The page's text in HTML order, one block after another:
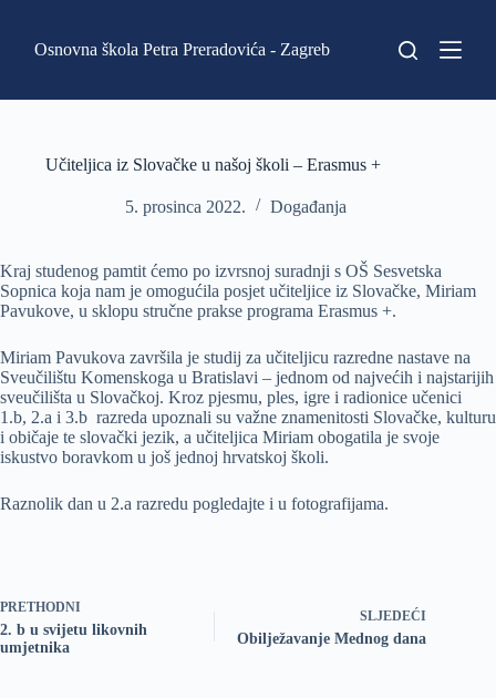
k
r
ž
a
Osnovna škola Petra Preradovića - Zagreb
Učiteljica iz Slovačke u našoj školi – Erasmus +
5. prosinca 2022. Događanja
Kraj studenog pamtit ćemo po izvrsnoj suradnji s OŠ Sesvetska
Sopnica koja nam je omogućila posjet učiteljice iz Slovačke, Miriam
Pavukove, u sklopu stručne prakse programa Erasmus +.
Miriam Pavukova završila je studij za učiteljicu razredne nastave na
Sveučilištu Komenskoga u Bratislavi – jednom od najvećih i najstarijih
sveučilišta u Slovačkoj. Kroz pjesmu, ples, igre i radionice učenici
1.b, 2.a i 3.b razreda upoznali su važne znamenitosti Slovačke, kulturu
i običaje te slovački jezik, a učiteljica Miriam obogatila je svoje
iskustvo boravkom u još jednoj hrvatskoj školi.
Raznolik dan u 2.a razredu pogledajte i u fotografijama.
PRETHODNI
2. b u svijetu likovnih
umjetnika
SLJEDEĆI
Obilježavanje Mednog dana